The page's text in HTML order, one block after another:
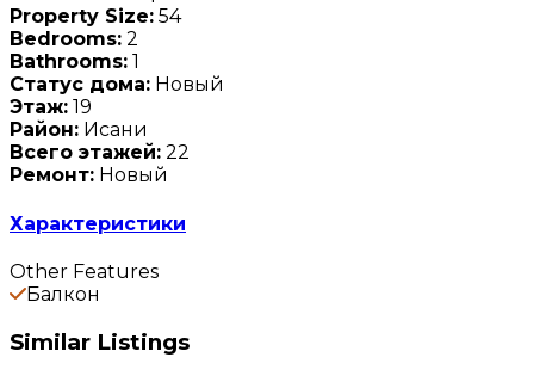
Property Size: 54
Bedrooms: 2
Bathrooms: 1
Статус дома: Новый
Этаж: 19
Район: Исани
Всего этажей: 22
Ремонт: Новый
Характеристики
Other Features
Балкон
Similar Listings